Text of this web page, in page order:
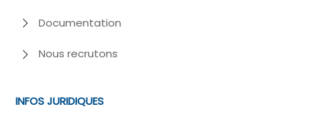
Documentation
Nous recrutons
INFOS JURIDIQUES